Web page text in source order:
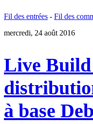
Fil des entrées - Fil des
mercredi, 24 août 2016
Live
à base